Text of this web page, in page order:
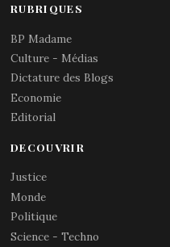
RUBRIQUES
BP Madame
Culture - Médias
Dictature des Blogs
Economie
Editorial
DECOUVRIR
Justice
Monde
Politique
Science - Techno